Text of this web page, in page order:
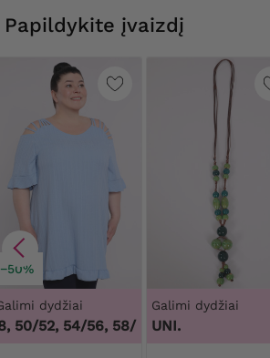
Papildykite įvaizdį
−50%
dydžiai
50/52, 54/56, 58/60 ,46/48, 50/52,
Galimi dydžiai
UNI.